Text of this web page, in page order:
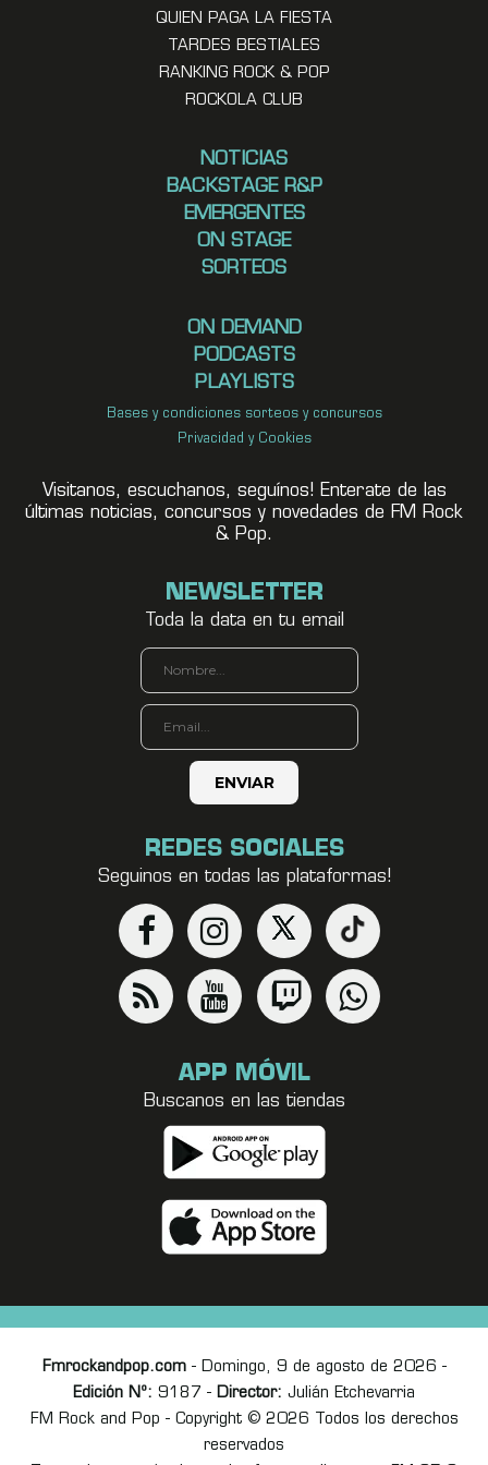
QUIEN PAGA LA FIESTA
TARDES BESTIALES
RANKING ROCK & POP
ROCKOLA CLUB
NOTICIAS
BACKSTAGE R&P
EMERGENTES
ON STAGE
SORTEOS
ON DEMAND
PODCASTS
PLAYLISTS
Bases y condiciones sorteos y concursos
Privacidad y Cookies
Visitanos, escuchanos, seguínos! Enterate de las
últimas noticias, concursos y novedades de FM Rock
& Pop.
NEWSLETTER
Toda la data en tu email
REDES SOCIALES
Seguinos en todas las plataformas!
APP MÓVIL
Buscanos en las tiendas
Fmrockandpop.com- Domingo, 9 de agosto de 2026 -
Edición Nº: 9187 - Director: Julián Etchevarria
FM Rock and Pop - Copyright © 2026 Todos los derechos
reservados